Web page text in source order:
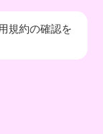
規約の確認を